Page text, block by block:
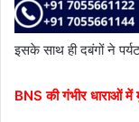
इसके साथ ही दबंगों ने
BNS की गंभीर धाराओं में